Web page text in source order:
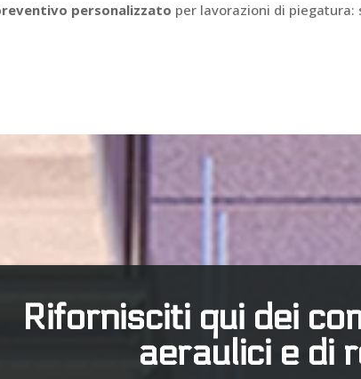
personalizzato per lavorazioni di
Rifornisciti qui dei
aeraulici e di